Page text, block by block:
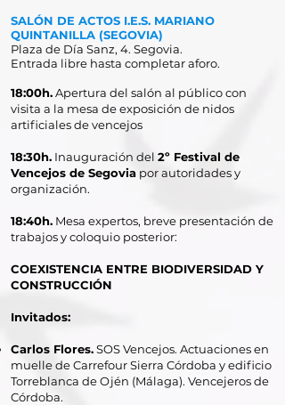
SALÓN DE ACTOS I.E.S. MARIANO
QUINTANILLA (SEGOVIA)
Plaza de Día Sanz, 4. Segovia.
Entrada libre hasta completar aforo.
18:00h.Apertura del salón al público con
visita a la mesa de exposición de nidos
artificiales de vencejos
18:30h. Inauguración del 2º Festival de
Vencejos de Segovia por autoridades y
organización.
18:40h. Mesa expertos, breve presentación de
trabajos y coloquio posterior:
COEXISTENCIA ENTRE BIODIVERSIDAD Y
CONSTRUCCIÓN
Invitados:
Carlos Flores.SOS Vencejos. Actuaciones en
muelle de Carrefour Sierra Córdoba y edificio
Torreblanca de Ojén (Málaga). Vencejeros de
Córdoba.